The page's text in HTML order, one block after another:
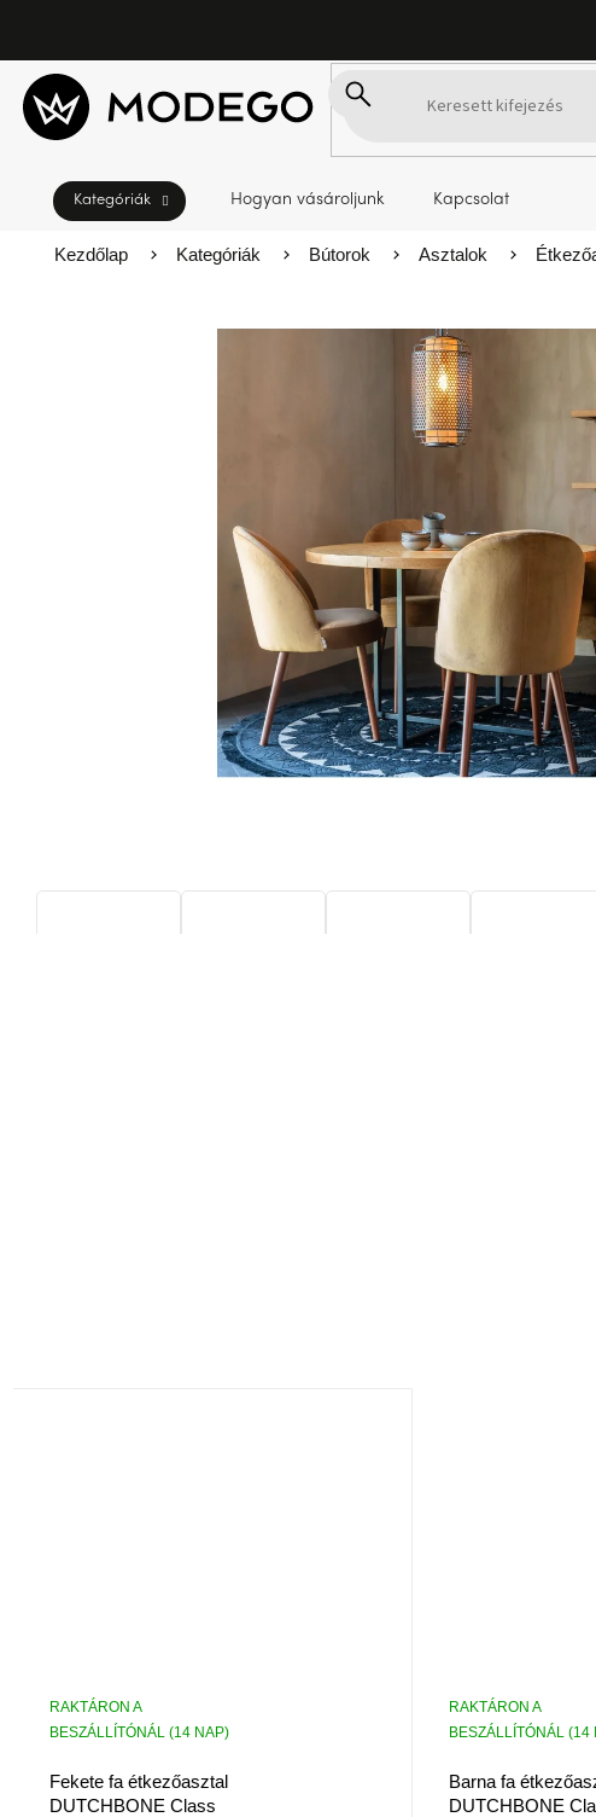
fő
tartalomhoz
Hogyan vásároljunk Kapcsolat
Kezdőlap Kategóriák Bútorok Asztalok
Fekete fa étkezőasztal
DUTCHBONE Class
RAKTÁRON A
BESZÁLLÍTÓNÁL (14 NAP)
Barna fa
DUTCHBONE
RAKTÁRON A
BESZÁLLÍTÓNÁL (14